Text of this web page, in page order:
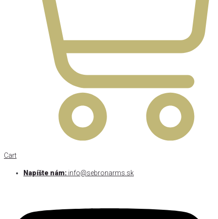
Cart
Napíšte nám: info@sebronarms.sk